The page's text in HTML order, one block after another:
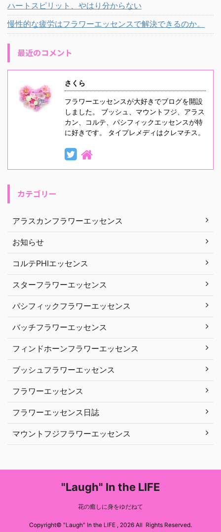
ハートスピリット、やはり分からない
慢性的な疲労はフラワーエッセンスで解決できるのか。
最近のコメント
さくら
フラワーエッセンスが大好きでブログを開設
しました。 ブッシュ、マウントフジ、アラス
カン、コルテ、パシフィックエッセンスが特
に好きです。 タイプレメディはクレマチス。
カテゴリー
アラスカンフラワーエッセンス
お知らせ
コルテPHIエッセンス
スターフラワーエッセンス
パシフィックフラワーエッセンス
バッチフラワーエッセンス
フィンドホーンフラワーエッセンス
ブッシュフラワーエッセンス
フラワーエッセンス
フラワーエッセンス日誌
マウントフジフラワーエッセンス
"Laugh" In the LIFE
花の癒しに身をゆだねて
Copyright© "Laugh" In the LIFE , 2026 All Rights Reserved.